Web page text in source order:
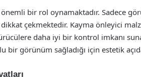
bir rol oynamaktadır. Sadece
çekmektedir. Kayma önleyici
daha iyi bir kontrol imkanı
görünüm sağladığı için estetik